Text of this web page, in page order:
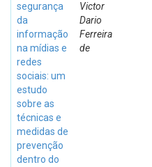
segurança
da
informação
na mídias e
redes
sociais: um
estudo
sobre as
técnicas e
medidas de
prevenção
dentro do
Victor
Dario
Ferreira
de